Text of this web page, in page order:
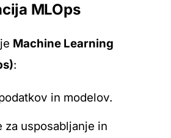
MLOps
Machine Learning
:
in modelov.
za usposabljanje in